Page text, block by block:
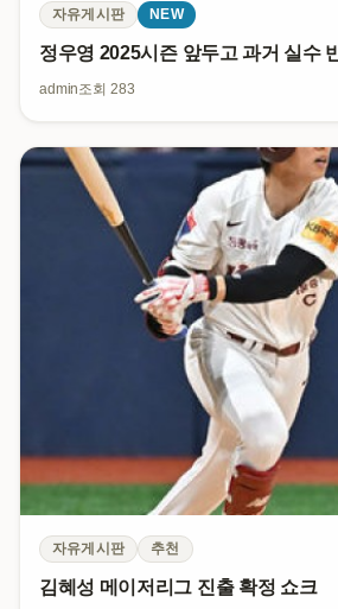
자유게시판 NEW
정우영 2025시즌 앞두고 과거 실수
admin조회 283
자유게시판 추천
김혜성 메이저리그 진출 확정 쇼크